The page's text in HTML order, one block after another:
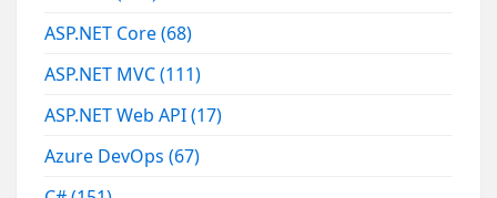
ASP.NET Core(68)
ASP.NET MVC(111)
ASP.NET Web API(17)
Azure DevOps(67)